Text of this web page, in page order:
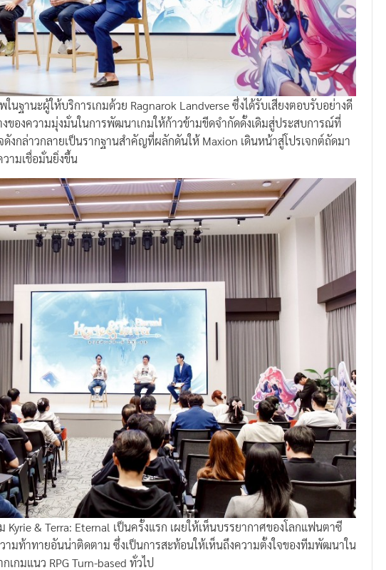
ฐานะผู้ให้บริการเกมด้วย Ragnarok Landverse ซึ่งได้รับเสียงตอบรับอย่างดี
ของความมุ่งมั่นในการพัฒนาเกมให้ก้าวข้ามขีดจำกัดดั้งเดิมสู่ประสบการณ์ที่
งกล่าวกลายเป็นรากฐานสำคัญที่ผลักดันให้ Maxion เดินหน้าสู่โปรเจกต์ถัดมา
วามเชื่อมั่นยิ่งขึ้น
Kyrie & Terra: Eternal เป็นครั้งแรก เผยให้เห็นบรรยากาศของโลกแฟนตาซี
วามท้าทายอันน่าติดตาม ซึ่งเป็นการสะท้อนให้เห็นถึงความตั้งใจของทีมพัฒนาใน
กมแนว RPG Turn-based ทั่วไป